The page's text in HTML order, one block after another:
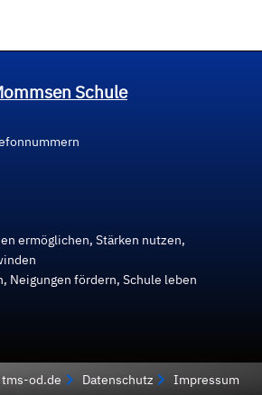
Schule
ermöglichen, Stärken nutzen,
Neigungen fördern, Schule leben
od.de Datenschutz Impressum